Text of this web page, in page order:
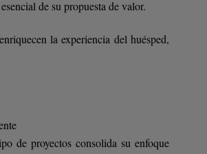
de su propuesta de valor.
la experiencia del huésped,
de proyectos consolida su enfoque